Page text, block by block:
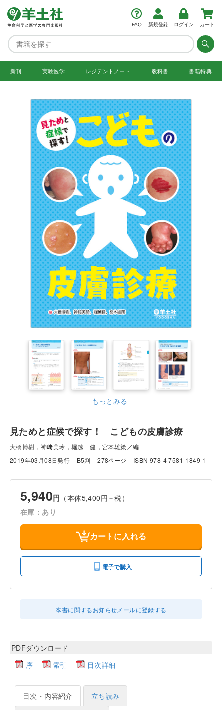
FAQ 新規登録 ログイン カート
新刊 実験医学 レジデント ノート 教科書 書籍特典
もっとみる
見ためと症候で探す！ こどもの皮膚診療
大橋博樹，神﨑美玲，堀越 健，宮本雄策／編
2019年03月08日発行
B5判 278ページ ISBN 978-4-7581-1849-1
5,940円 （本体5,400円＋税）
在庫：あり
カートに入れる
電子で購入
本書に関するお知らせメールに登録する
PDFダウンロード
序
索引 目次詳細
目次・内容紹介 立ち読み